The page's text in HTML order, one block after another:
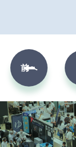
前へ
次へ